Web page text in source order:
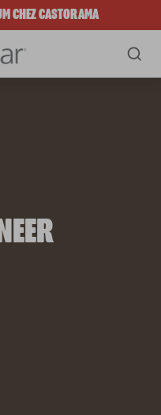
CHEZ CASTORAMA